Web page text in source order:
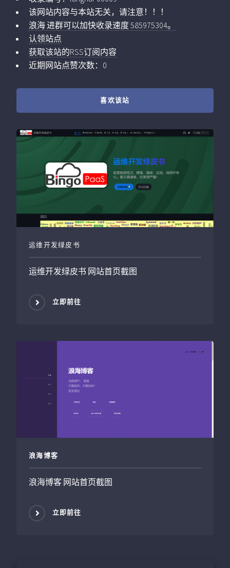
该网站内容与本站无关，请注意！！！
浪海 进群可以加快收录速度 585975304。
认领站点
获取该站的RSS订阅内容
近期网站点赞次数：0
喜欢该站
运维开发绿皮书
运维开发绿皮书 网站首页截图
立即前往
浪海博客
浪海博客 网站首页截图
立即前往